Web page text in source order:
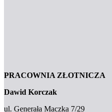
PRACOWNIA ZŁOTNICZA
Dawid Korczak
ul. Generała Maczka 7/29